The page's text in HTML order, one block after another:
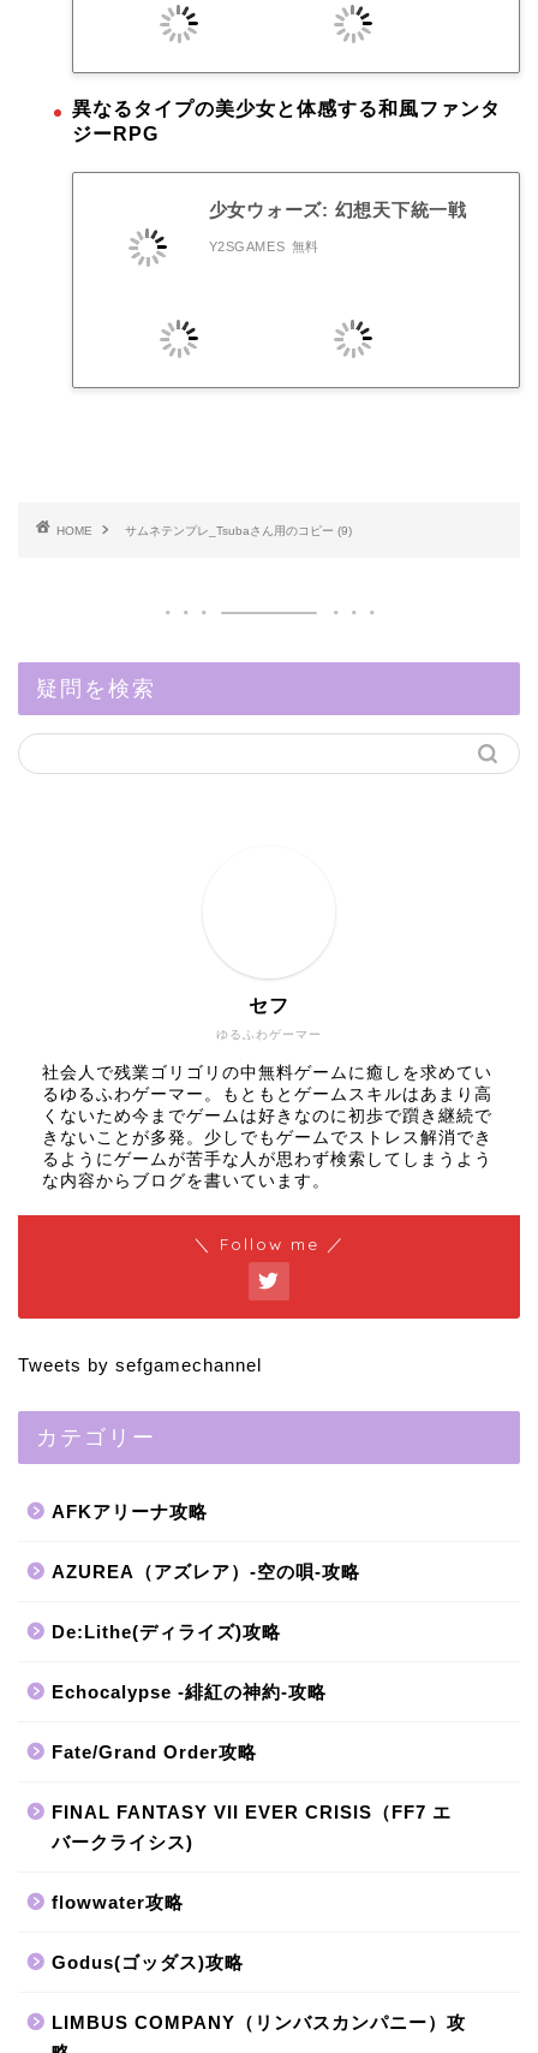
異なるタイプの美少女と体感する和風ファンタ
ジーRPG
少女ウォーズ: 幻想天下統一戦
Y2SGAMES 無料
HOME サムネテンプレ_Tsubaさん用のコピー (9)
疑問を検索
ゆるふわゲーマー
セフ
社会人で残業ゴリゴリの中無料ゲームに癒しを求めてい
るゆるふわゲーマー。もともとゲームスキルはあまり高
くないため今までゲームは好きなのに初歩で躓き継続で
きないことが多発。少しでもゲームでストレス解消でき
るようにゲームが苦手な人が思わず検索してしまうよう
な内容からブログを書いています。
＼ Follow me ／
Tweets by sefgamechannel
カテゴリー
AFKアリーナ攻略
AZUREA（アズレア）-空の唄-攻略
De:Lithe(ディライズ)攻略
Echocalypse -緋紅の神約-攻略
Fate/Grand Order攻略
FINAL FANTASY VII EVER CRISIS（FF7 エ
バークライシス)
flowwater攻略
Godus(ゴッダス)攻略
LIMBUS COMPANY（リンバスカンパニー）攻